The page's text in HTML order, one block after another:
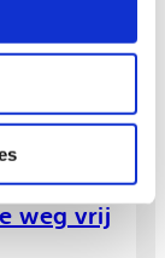
weg vrij